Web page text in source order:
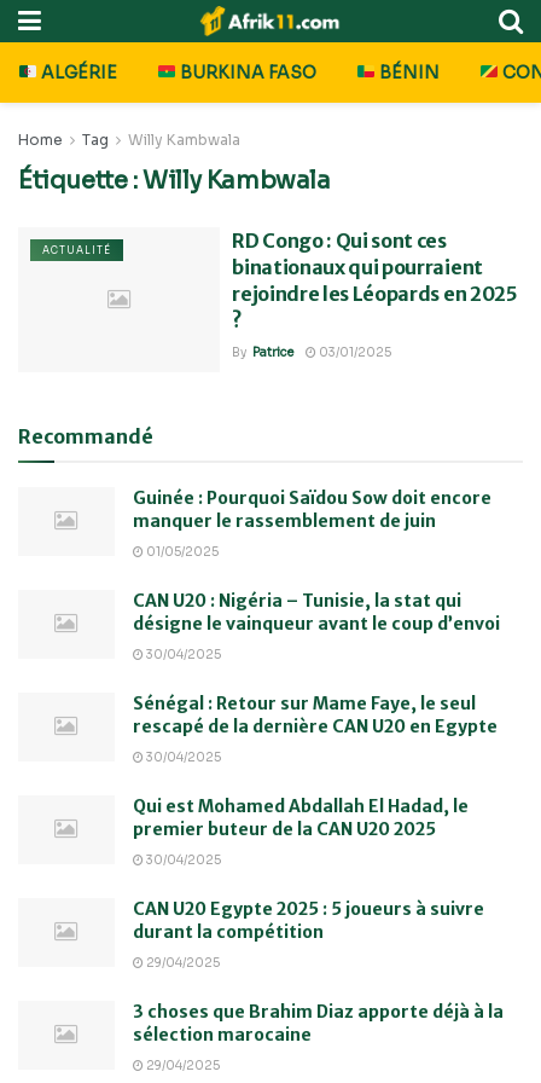
ALGÉRIE BURKINA FASO BÉNIN
Home Tag Willy Kambwala
Étiquette :Willy Kambwala
ACTUALITÉ
RD Congo : Qui sont ces
binationaux qui pourraient
rejoindre les Léopards en 2025
?
By Patrice 03/01/2025
Recommandé
Guinée : Pourquoi Saïdou Sow doit encore
manquer le rassemblement de juin
01/05/2025
CAN U20 : Nigéria – Tunisie, la stat qui
désigne le vainqueur avant le coup d’envoi
30/04/2025
Sénégal : Retour sur Mame Faye, le seul
rescapé de la dernière CAN U20 en Egypte
30/04/2025
Qui est Mohamed Abdallah El Hadad, le
premier buteur de la CAN U20 2025
30/04/2025
CAN U20 Egypte 2025 : 5 joueurs à suivre
durant la compétition
29/04/2025
3 choses que Brahim Diaz apporte déjà à la
sélection marocaine
29/04/2025